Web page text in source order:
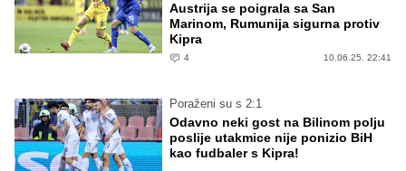
Austrija se poigrala sa San
Marinom, Rumunija sigurna protiv
Kipra
4 10.06.25. 22:41
Poraženi su s 2:1
Odavno neki gost na Bilinom polju
poslije utakmice nije ponizio BiH
kao fudbaler s Kipra!